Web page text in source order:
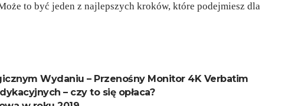
to być jeden z najlepszych kroków, które podejmiesz dla
Wydaniu – Przenośny Monitor 4K Verbatim
– czy to się opłaca?